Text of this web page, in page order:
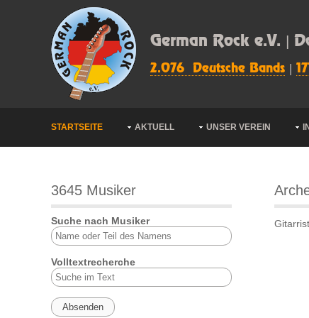
German Rock e.V. |
2.076 Deutsche Bands
STARTSEITE AKTUELL UNSER VEREIN
3645 Musiker
Suche nach Musiker
Volltextrecherche